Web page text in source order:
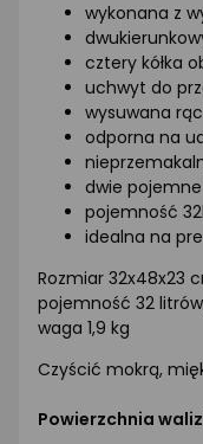
wykonana z
cztery kółka
uchwyt do
wysuwana
odporna na
dwie
pojemność 32l
idealna na
Rozmiar 32x48x23
pojemność 32
waga 1,9 kg
Czyścić mokrą,
Powierzchnia